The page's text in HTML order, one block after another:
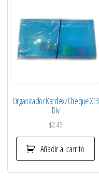
Organizador Kardex/Cheque X13
Div
$2.45
Añadir al carrito